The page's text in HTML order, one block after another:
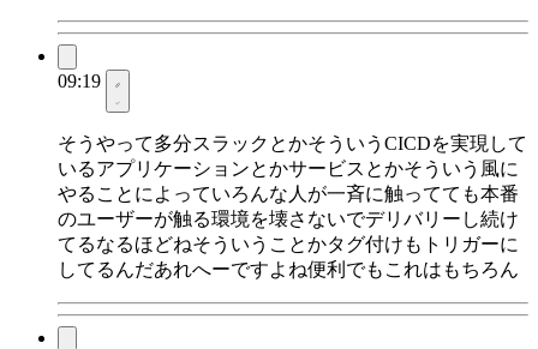
09:19
そうやって多分スラックとかそういうCICDを実現して
いるアプリケーションとかサービスとかそういう風に
やることによっていろんな人が一斉に触ってても本番
のユーザーが触る環境を壊さないでデリバリーし続け
てるなるほどねそういうことかタグ付けもトリガーに
してるんだあれへーですよね便利でもこれはもちろん